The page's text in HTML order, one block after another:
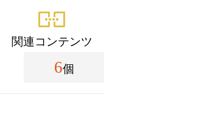
関連コンテンツ
6個